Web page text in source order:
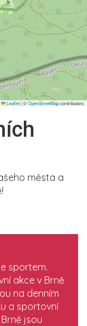
Leaflet|©OpenStreetMapcontributors
města a
sportem.
akce v Brně
na denním
a sportovní
jsou